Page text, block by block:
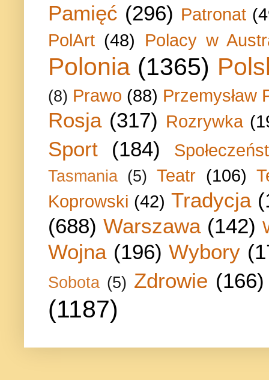
Pamięć (296) Patronat
PolArt (48) Polacy w
Polonia (1365)
(8) Prawo (88) Przemysław
Rosja (317) Rozrywka
Sport (184)
Tasmania (5) Teatr (106)
Koprowski (42) Tradycja
(688) Warszawa (142)
Wojna (196) Wybory
Sobota (5) Zdrowie (166)
(1187)